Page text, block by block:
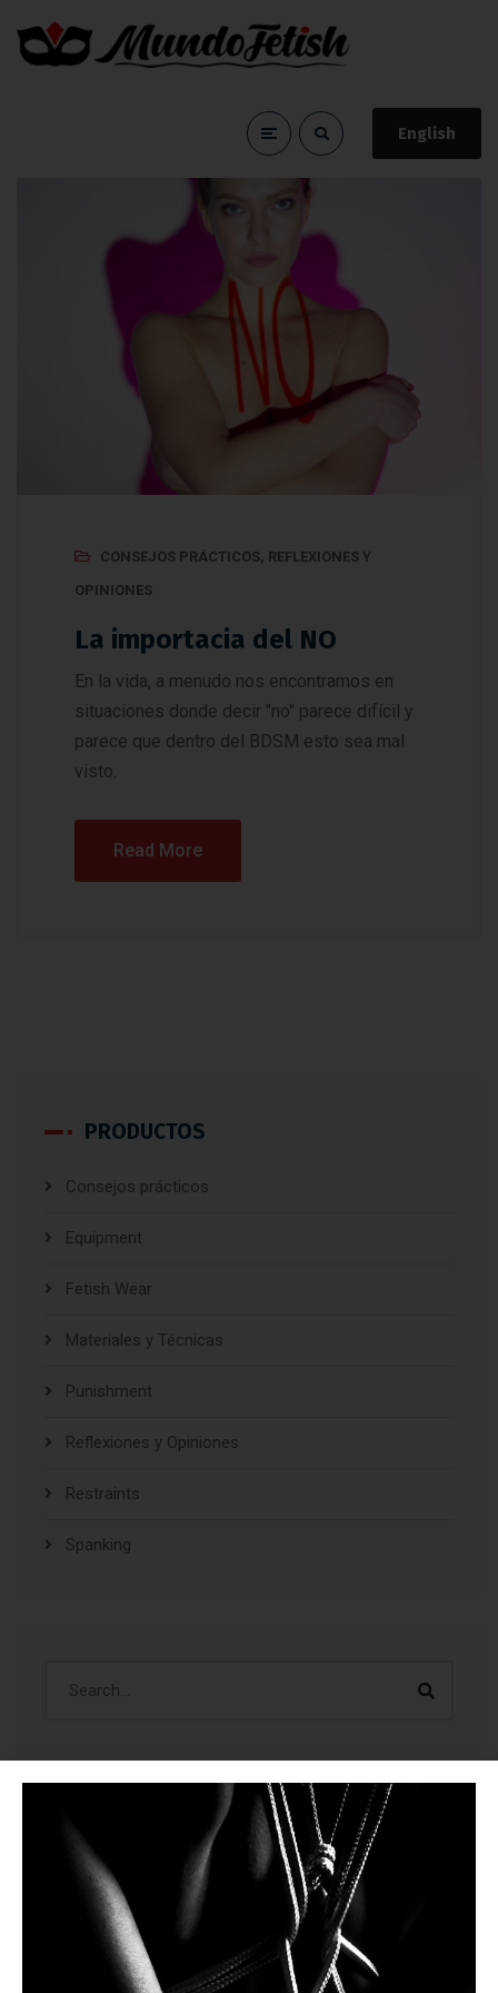
English
palabra de seguridad
palabra de seguridad
CONSEJOS PRÁCTICOS, REFLEXIONES Y
OPINIONES
La importacia del NO
En la vida, a menudo nos encontramos en
situaciones donde decir "no" parece difícil y
parece que dentro del BDSM esto sea mal
visto.
Read More
PRODUCTOS
Consejos prácticos
Equipment
Fetish Wear
Materiales y Técnicas
Punishment
Reflexiones y Opiniones
Restraints
Spanking
ÚLTIMAS CREACIONES